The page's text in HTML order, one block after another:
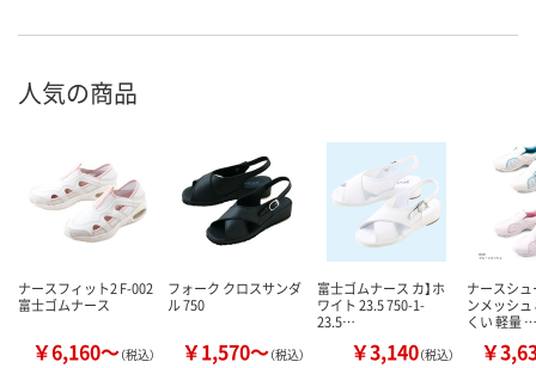
人気の商品
ナースフィット2 F-002
富士ゴムナース
￥6,160～（税込）
フォーク クロスサンダ
ル 750
￥1,570～（税込）
富士ゴムナース カ】ホ
ワイト 23.5 750-1-
23.5…
￥3,140（税込）
ナースシ
ンメッシ
くい 軽量 …
￥